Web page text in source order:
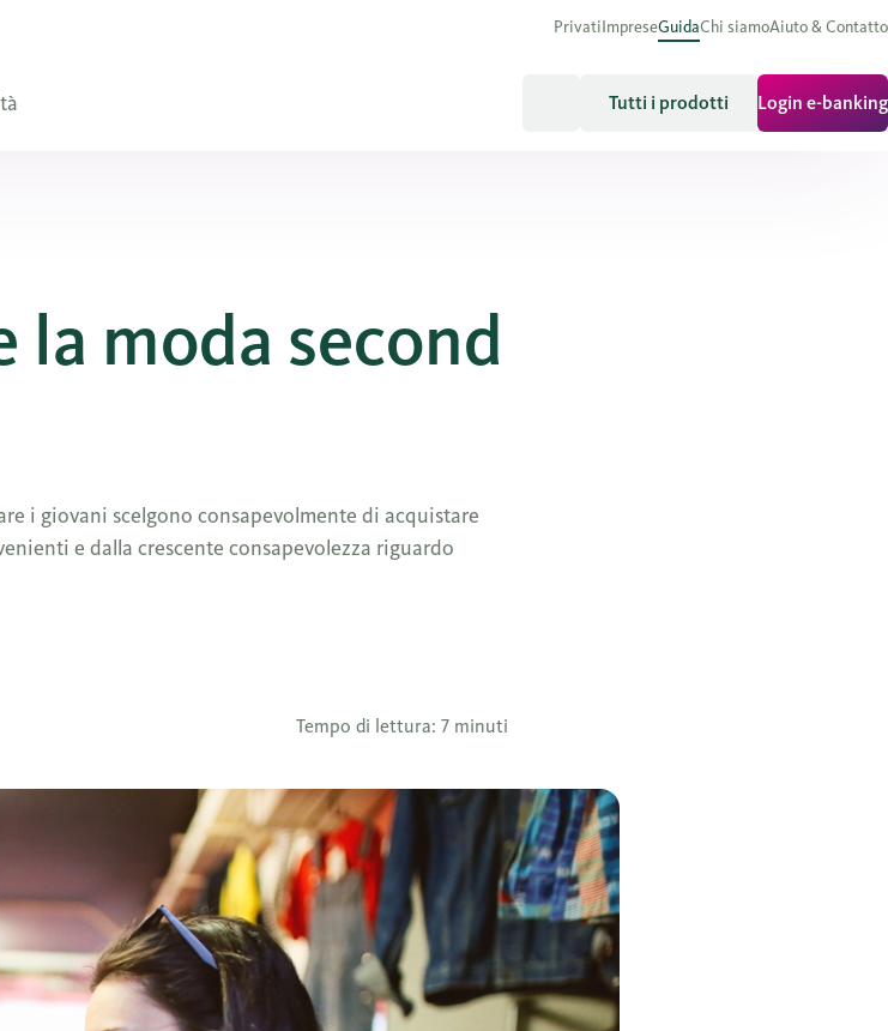
PrivatiImpreseGuidaChi siamoAiuto & Contatto
Tutti i prodotti Login e-banking
moda second
i giovani scelgono consapevolmente di acquistare
e dalla crescente consapevolezza riguardo
Tempo di lettura: 7 minuti